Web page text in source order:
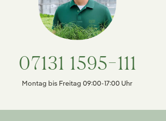
07131 1595-111
Montag bis Freitag 09:00-17:00 Uhr